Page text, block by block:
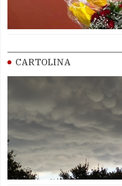
CARTOLINA